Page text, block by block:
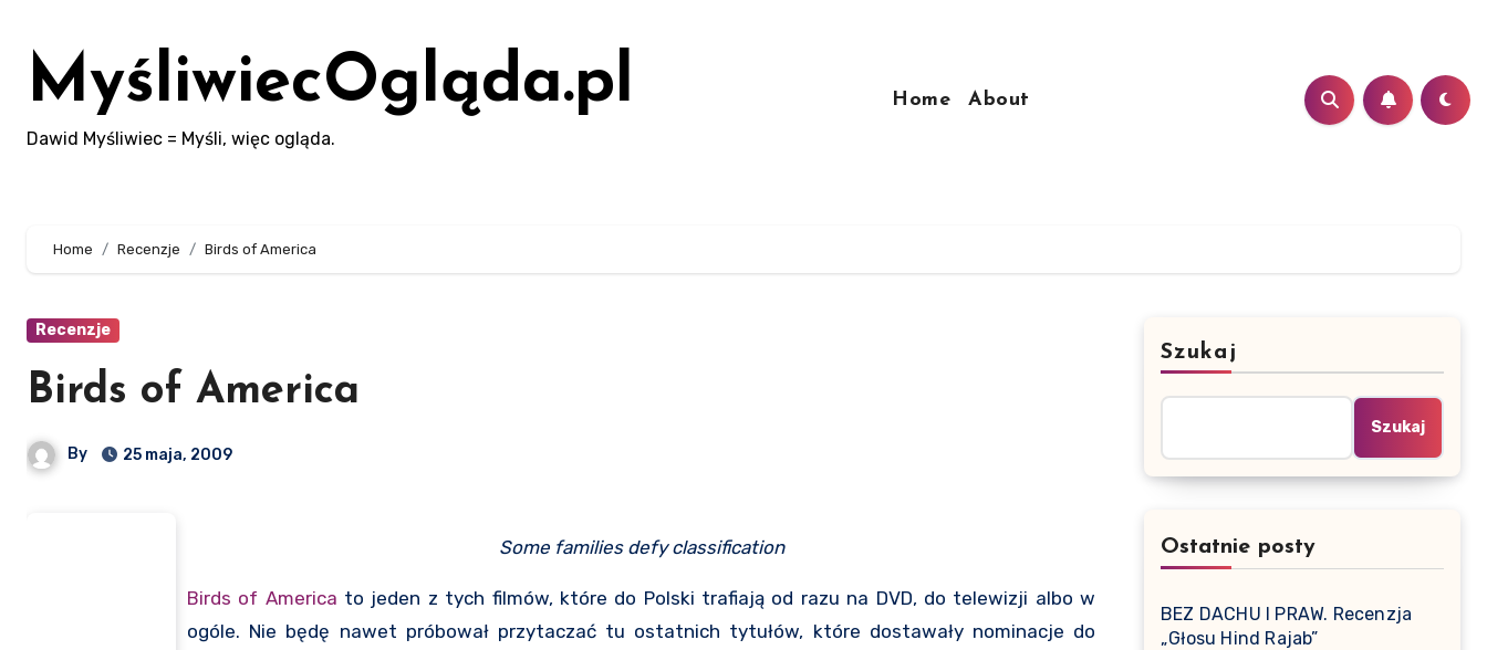
contentMyśliwiecOgląda.pl
Dawid Myśliwiec = Myśli, więc ogląda.
Home About
Home Recenzje Birds of America
Recenzje
Birds of America
By 25 maja, 2009
Some families defy classification
Birds of America to jeden z tych filmów, które do Polski trafiają od razu na DVD, do telewizji albo w
ogóle. Nie będę nawet próbował przytaczać tu ostatnich tytułów, które dostawały nominacje do
Szukaj
Szukaj
Ostatnie posty
BEZ DACHU I PRAW. Recenzja
„Głosu Hind Rajab”